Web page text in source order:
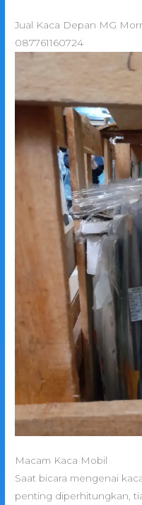
Jual Kaca Depan MG
087761160724
Macam Kaca Mobil
Saat bicara mengenai
penting diperhitungkan,